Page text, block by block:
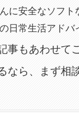
に安全なソフト
日常生活アドバ
事もあわせて
なら、まず相